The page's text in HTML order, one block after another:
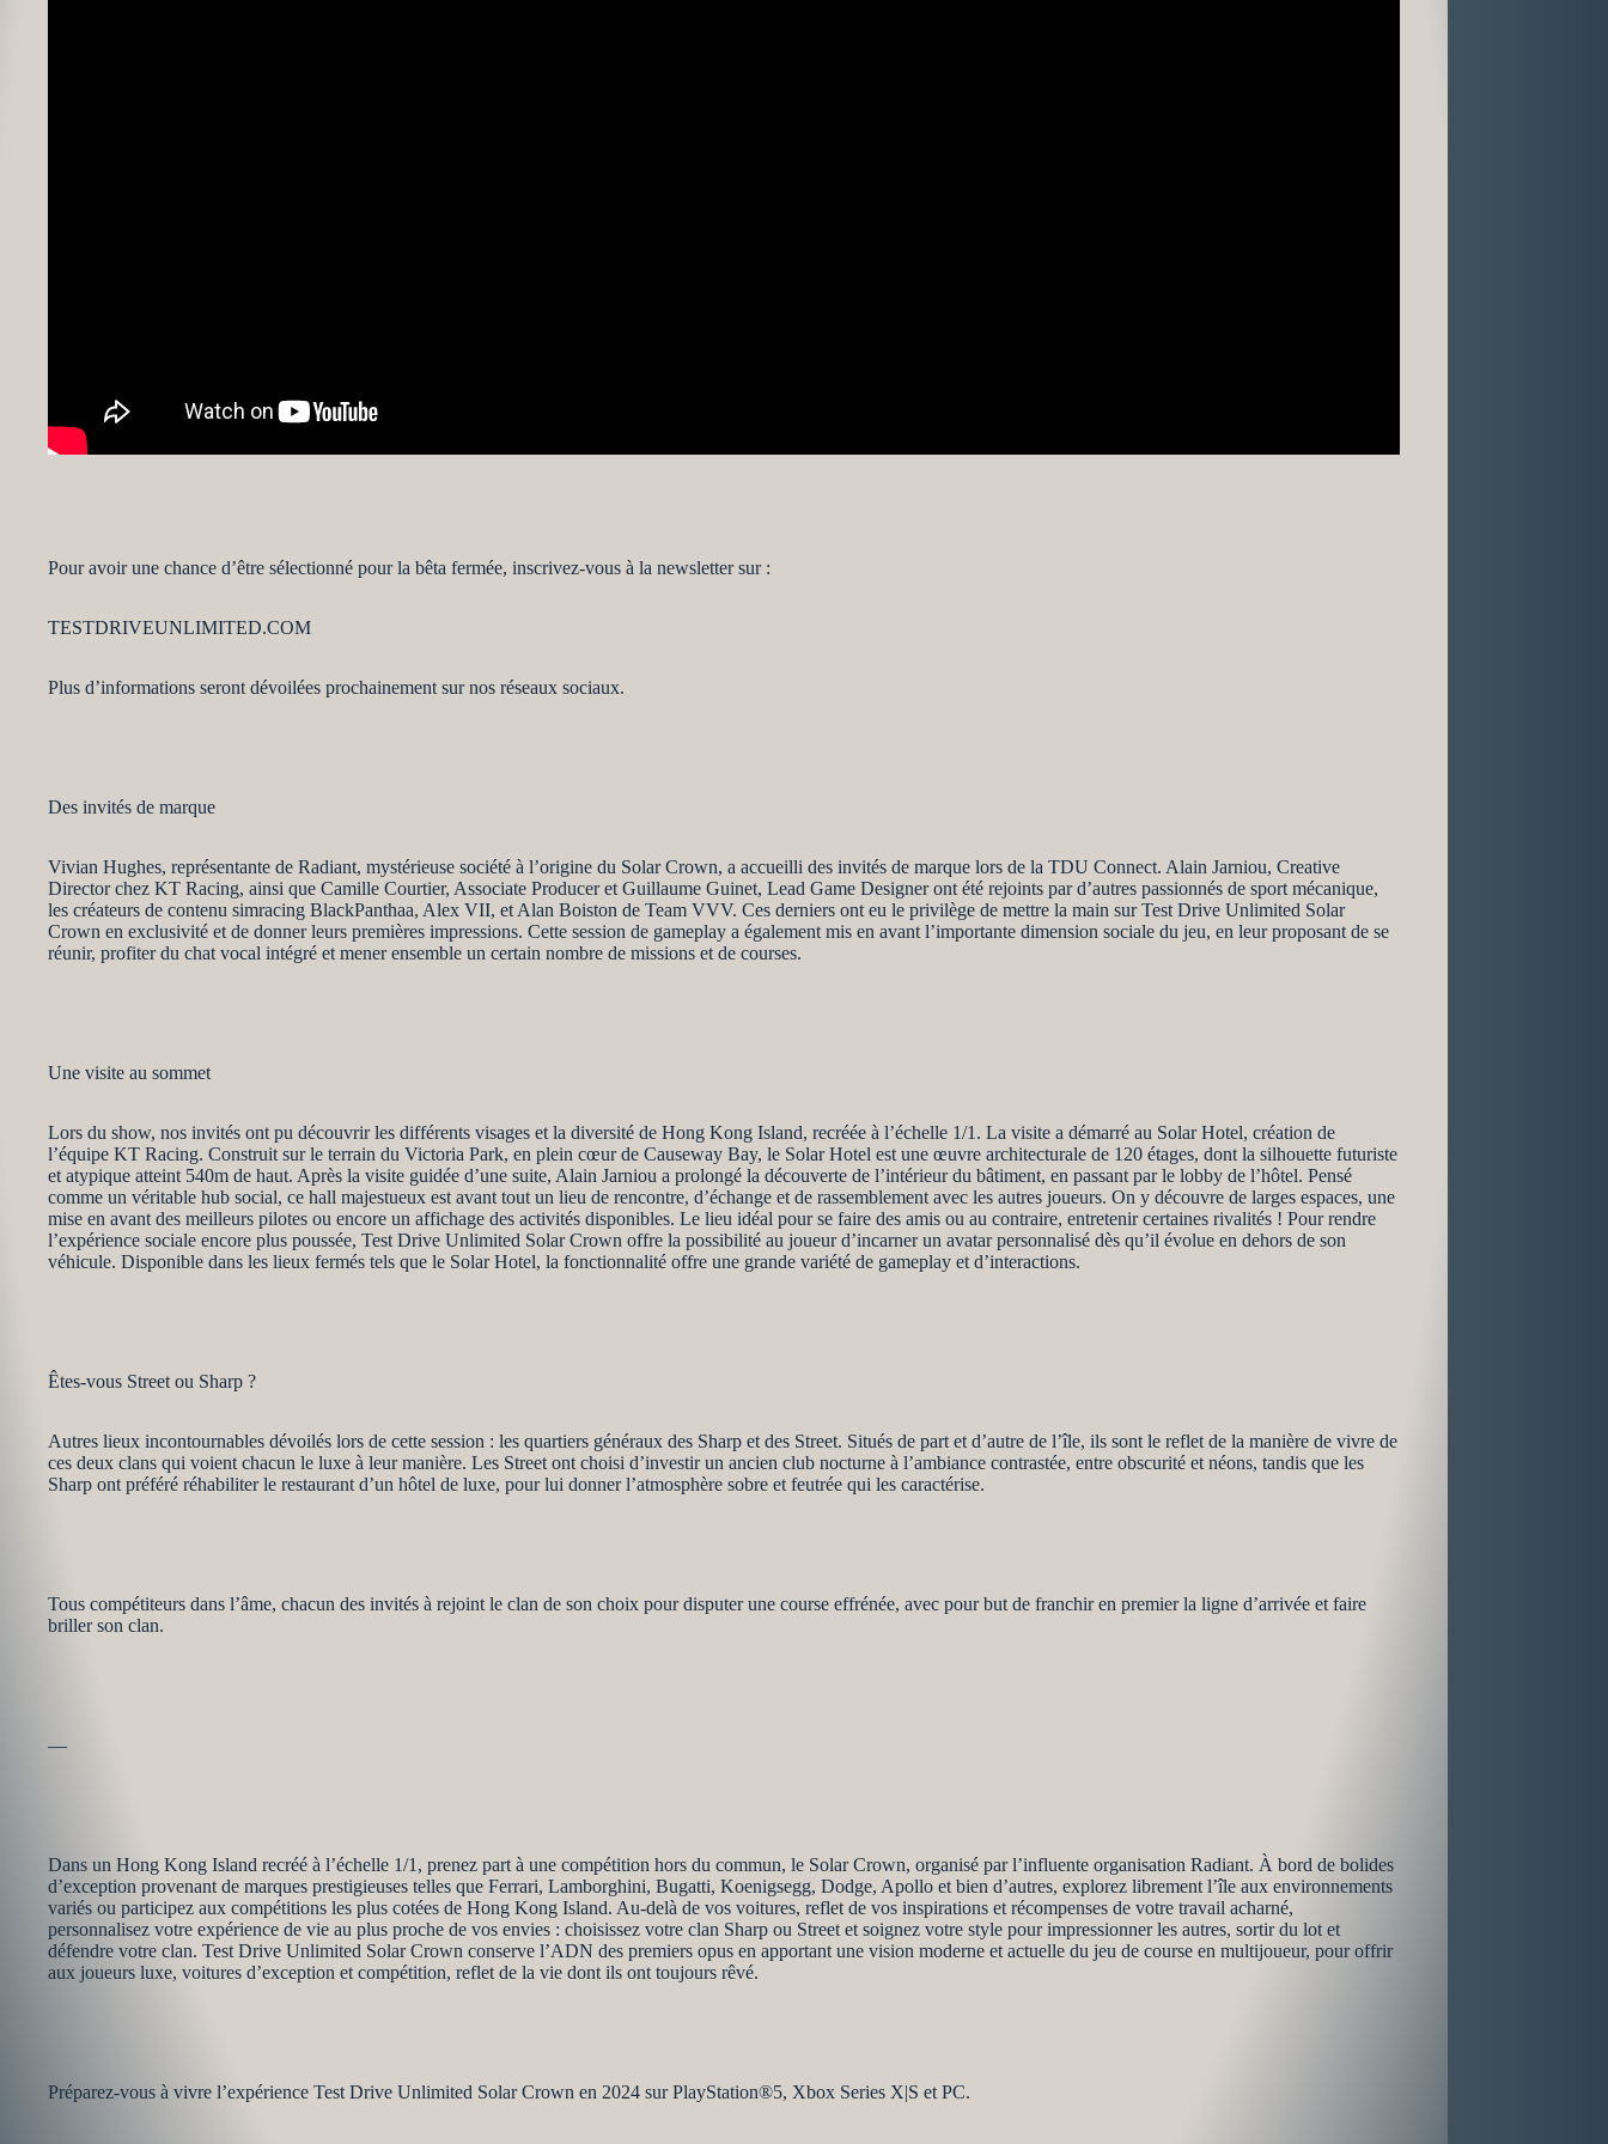
Pour avoir une chance d’être sélectionné pour la bêta fermée, inscrivez-vous à la newsletter sur :
TESTDRIVEUNLIMITED.COM
Plus d’informations seront dévoilées prochainement sur nos réseaux sociaux.
Des invités de marque
Vivian Hughes, représentante de Radiant, mystérieuse société à l’origine du Solar Crown, a accueilli des invités de marque lors de la TDU Connect. Alain Jarniou, Creative
Director chez KT Racing, ainsi que Camille Courtier, Associate Producer et Guillaume Guinet, Lead Game Designer ont été rejoints par d’autres passionnés de sport mécanique,
les créateurs de contenu simracing BlackPanthaa, Alex VII, et Alan Boiston de Team VVV. Ces derniers ont eu le privilège de mettre la main sur Test Drive Unlimited Solar
Crown en exclusivité et de donner leurs premières impressions. Cette session de gameplay a également mis en avant l’importante dimension sociale du jeu, en leur proposant de se
réunir, profiter du chat vocal intégré et mener ensemble un certain nombre de missions et de courses.
Une visite au sommet
Lors du show, nos invités ont pu découvrir les différents visages et la diversité de Hong Kong Island, recréée à l’échelle 1/1. La visite a démarré au Solar Hotel, création de
l’équipe KT Racing. Construit sur le terrain du Victoria Park, en plein cœur de Causeway Bay, le Solar Hotel est une œuvre architecturale de 120 étages, dont la silhouette futuriste
et atypique atteint 540m de haut. Après la visite guidée d’une suite, Alain Jarniou a prolongé la découverte de l’intérieur du bâtiment, en passant par le lobby de l’hôtel. Pensé
comme un véritable hub social, ce hall majestueux est avant tout un lieu de rencontre, d’échange et de rassemblement avec les autres joueurs. On y découvre de larges espaces, une
mise en avant des meilleurs pilotes ou encore un affichage des activités disponibles. Le lieu idéal pour se faire des amis ou au contraire, entretenir certaines rivalités ! Pour rendre
l’expérience sociale encore plus poussée, Test Drive Unlimited Solar Crown offre la possibilité au joueur d’incarner un avatar personnalisé dès qu’il évolue en dehors de son
véhicule. Disponible dans les lieux fermés tels que le Solar Hotel, la fonctionnalité offre une grande variété de gameplay et d’interactions.
Êtes-vous Street ou Sharp ?
Autres lieux incontournables dévoilés lors de cette session : les quartiers généraux des Sharp et des Street. Situés de part et d’autre de l’île, ils sont le reflet de la manière de vivre de
ces deux clans qui voient chacun le luxe à leur manière. Les Street ont choisi d’investir un ancien club nocturne à l’ambiance contrastée, entre obscurité et néons, tandis que les
Sharp ont préféré réhabiliter le restaurant d’un hôtel de luxe, pour lui donner l’atmosphère sobre et feutrée qui les caractérise.
Tous compétiteurs dans l’âme, chacun des invités à rejoint le clan de son choix pour disputer une course effrénée, avec pour but de franchir en premier la ligne d’arrivée et faire
briller son clan.
—
Dans un Hong Kong Island recréé à l’échelle 1/1, prenez part à une compétition hors du commun, le Solar Crown, organisé par l’influente organisation Radiant. À bord de bolides
d’exception provenant de marques prestigieuses telles que Ferrari, Lamborghini, Bugatti, Koenigsegg, Dodge, Apollo et bien d’autres, explorez librement l’île aux environnements
variés ou participez aux compétitions les plus cotées de Hong Kong Island. Au-delà de vos voitures, reflet de vos inspirations et récompenses de votre travail acharné,
personnalisez votre expérience de vie au plus proche de vos envies : choisissez votre clan Sharp ou Street et soignez votre style pour impressionner les autres, sortir du lot et
défendre votre clan. Test Drive Unlimited Solar Crown conserve l’ADN des premiers opus en apportant une vision moderne et actuelle du jeu de course en multijoueur, pour offrir
aux joueurs luxe, voitures d’exception et compétition, reflet de la vie dont ils ont toujours rêvé.
Préparez-vous à vivre l’expérience Test Drive Unlimited Solar Crown en 2024 sur PlayStation®5, Xbox Series X|S et PC.